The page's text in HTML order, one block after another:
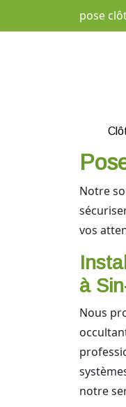
pose
Notre
vos
à
Nous
notre